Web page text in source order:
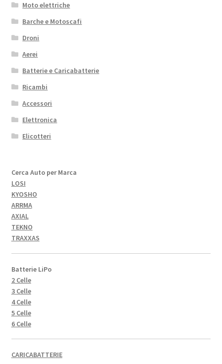
Moto elettriche
Barche e Motoscafi
Droni
Aerei
Batterie e Caricabatterie
Ricambi
Accessori
Elettronica
Elicotteri
Cerca Auto per Marca
LOSI
KYOSHO
ARRMA
AXIAL
TEKNO
TRAXXAS
Batterie LiPo
2 Celle
3 Celle
4 Celle
5 Celle
6 Celle
CARICABATTERIE